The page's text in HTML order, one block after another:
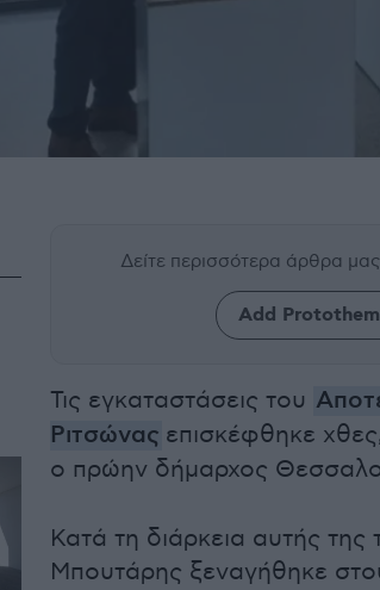
Δείτε περισσότερα άρθρα μας
Add
Τις εγκαταστάσεις του
Ριτσώνας επισκέφθηκε
ο πρώην δήμαρχος
Κατά τη διάρκεια αυτής της
Μπουτάρης ξεναγήθηκε